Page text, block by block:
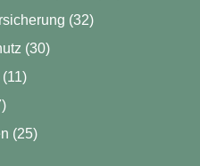
(32)
(30)
(11)
(25)